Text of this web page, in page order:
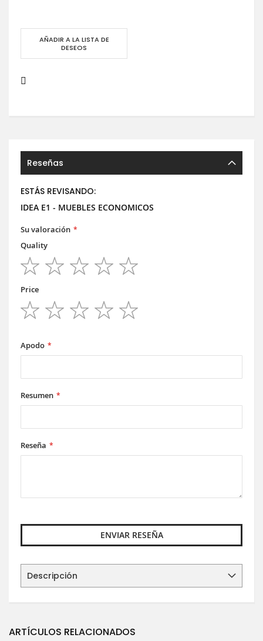
AÑADIR A LA LISTA DE
DESEOS
Reseñas
ESTÁS REVISANDO:
IDEA E1 - MUEBLES ECONOMICOS
Su valoración
Quality
star
stars
stars
stars
stars
Price
Apodo
Resumen
Reseña
ENVIAR RESEÑA
Descripción
ARTÍCULOS RELACIONADOS